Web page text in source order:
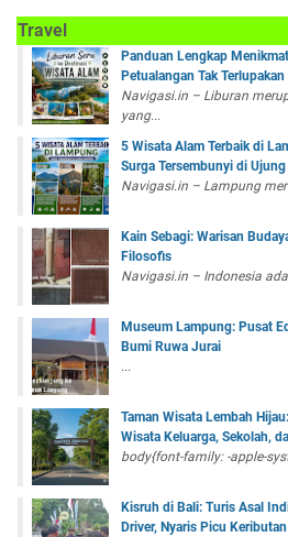
Travel
Panduan Lengkap
Petualangan Tak Terlupakan
Navigasi.in – Liburan
yang...
5 Wisata Alam Terbaik di
Surga Tersembunyi di Ujung
Navigasi.in – Lampung
Kain Sebagi: Warisan
Filosofis
Navigasi.in – Indonesia
Museum Lampung: Pusat
Bumi Ruwa Jurai
...
Taman Wisata Lembah
Wisata Keluarga, Sekolah,
body{font-family: -apple-
Kisruh di Bali: Turis Asal
Driver, Nyaris Picu Keributan